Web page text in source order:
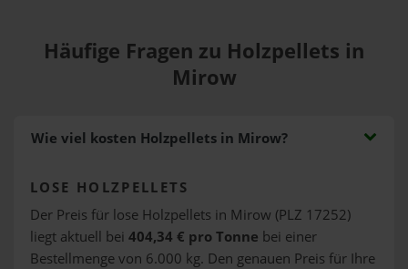
Häufige Fragen zu Holzpellets in
Mirow
Wie viel kosten Holzpellets in Mirow?
LOSE HOLZPELLETS
Der Preis für lose Holzpellets in Mirow (PLZ 17252)
liegt aktuell bei 404,34 € pro Tonne bei einer
Bestellmenge von 6.000 kg. Den genauen Preis für Ihre